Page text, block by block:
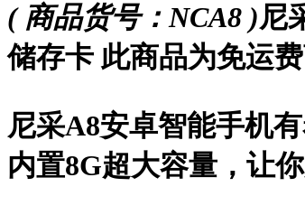
( 商品货号：NCA8 )尼
储存卡 此商品为免运
尼采A8安卓智能手机
内置8G超大容量，让